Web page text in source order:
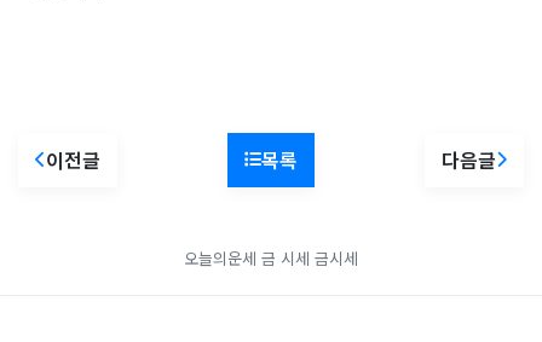
이전글 목록 다음글
오늘의운세 금 시세 금시세